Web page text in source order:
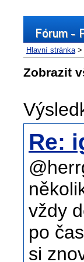
Hlavní stránka>
Zobrazit
Re:
vždy
po
si